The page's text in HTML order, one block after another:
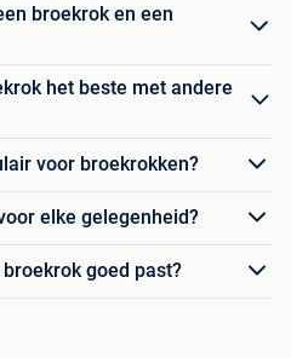
broekrok en een
het beste met andere
voor broekrokken?
elke gelegenheid?
goed past?